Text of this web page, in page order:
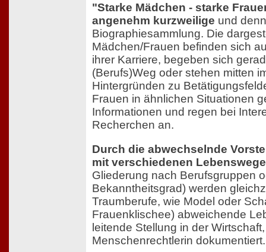
"Starke Mädchen - starke
angenehm kurzweilige und
Biographiesammlung. Die
Mädchen/Frauen befinden sich
ihrer Karriere, begeben sich
(Berufs)Weg oder stehen mitten
Hintergründen zu
Frauen in ähnlichen Situationen
Informationen und regen bei
Recherchen an.
Durch die abwechselnde
mit verschiedenen
Gliederung nach Berufsgruppen
Bekanntheitsgrad) werden
Traumberufe, wie Model oder
Frauenklischee) abweichende
leitende Stellung in der
Menschenrechtlerin dokumentiert.